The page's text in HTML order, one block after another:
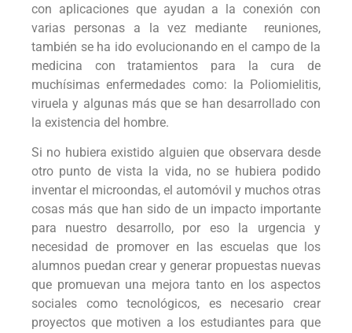
con aplicaciones que ayudan a la conexión con
varias personas a la vez mediante reuniones,
también se ha ido evolucionando en el campo de la
medicina con tratamientos para la cura de
muchísimas enfermedades como: la Poliomielitis,
viruela y algunas más que se han desarrollado con
la existencia del hombre.
Si no hubiera existido alguien que observara desde
otro punto de vista la vida, no se hubiera podido
inventar el microondas, el automóvil y muchos otras
cosas más que han sido de un impacto importante
para nuestro desarrollo, por eso la urgencia y
necesidad de promover en las escuelas que los
alumnos puedan crear y generar propuestas nuevas
que promuevan una mejora tanto en los aspectos
sociales como tecnológicos, es necesario crear
proyectos que motiven a los estudiantes para que